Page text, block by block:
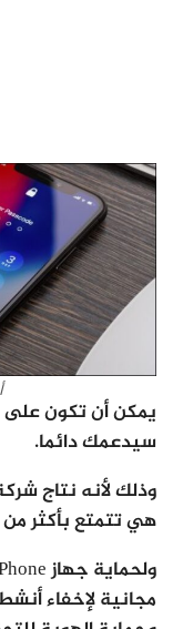
سيدعمك دائما.
وذلك لأنه نتاج
هي تتمتع بأكثر من 30 عامًا من الخبرة في حماية أجهزتنا.
مجانية لإخفاء